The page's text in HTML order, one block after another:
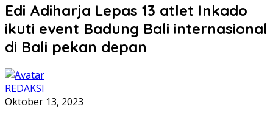
Edi Adiharja Lepas 13 atlet Inkado
ikuti event Badung Bali internasional
di Bali pekan depan
REDAKSI
Oktober 13, 2023